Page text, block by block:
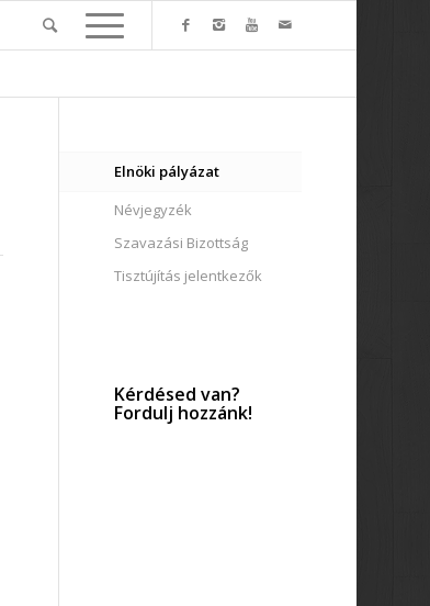
Elnöki pályázat
Névjegyzék
Szavazási Bizottság
Tisztújítás jelentkezők
Kérdésed van?
Fordulj hozzánk!